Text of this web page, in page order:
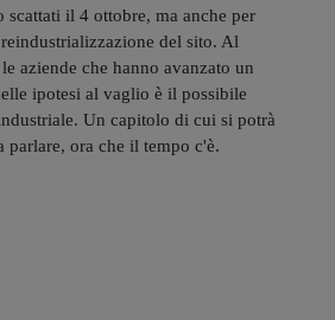
scattati il 4 ottobre, ma anche per
del sito. Al
aziende che hanno avanzato un
ipotesi al vaglio è il possibile
Un capitolo di cui si potrà
parlare, ora che il tempo c'è.